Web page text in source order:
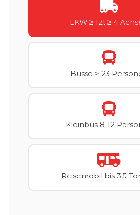
LKW ≥ 12t ≥ 4
Busse > 23
Kleinbus 8-12
Reisemobil bis 3,5